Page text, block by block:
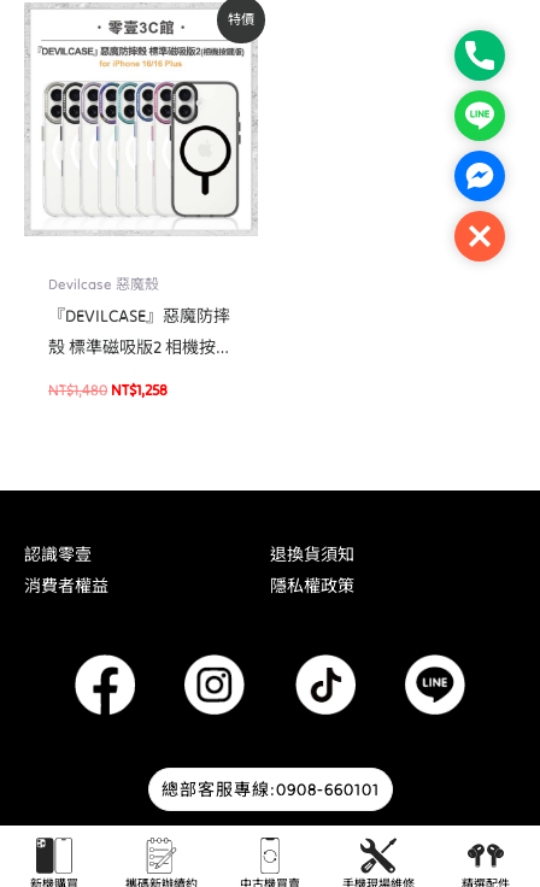
特價
Devilcase 惡魔殼
『DEVILCASE』惡魔防摔
殼 標準磁吸版2 相機按鍵
版 For iPhone 16/16 Plus
NT$1,480
原
始
價
格：
NT$1,480。
NT$1,258
目
前
價
格：
NT$1,258。
認識零壹
退換貨須知
消費者權益
隱私權政策
總部客服專線:0908-660101
© 2026 零壹通訊 | Designed by HOWMAI Tech .
Phone
Line
Close